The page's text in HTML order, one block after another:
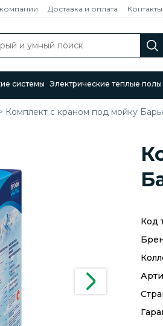
Доставка и оплата Контакты
системы Электрические теплые полы
Комплект с краном под мойку
Код